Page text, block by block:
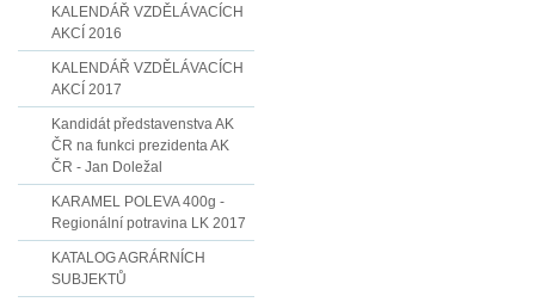
KALENDÁŘ VZDĚLÁVACÍCH
AKCÍ 2016
KALENDÁŘ VZDĚLÁVACÍCH
AKCÍ 2017
Kandidát představenstva AK
ČR na funkci prezidenta AK
ČR - Jan Doležal
KARAMEL POLEVA 400g -
Regionální potravina LK 2017
KATALOG AGRÁRNÍCH
SUBJEKTŮ